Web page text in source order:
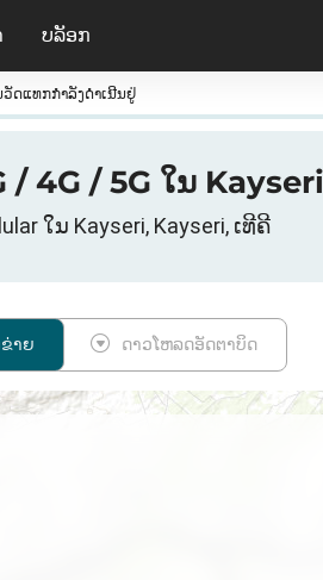
ບລັອກ
ວັດແທກກໍາລັງດໍາເນີນຢູ່
4G / 5G ໃນ
ໃນ Kayseri, Kayseri, ເທີຄີ
າຍ ດາວໂຫລດອັດຕາບິດ